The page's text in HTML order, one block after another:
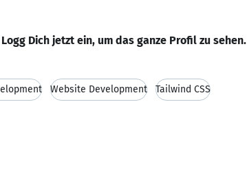
Logg Dich jetzt ein, um das ganze Profil zu sehen.
Website Development Tailwind CSS